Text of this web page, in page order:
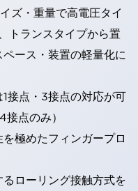
ズ・重量で高電圧タイ
トランスタイプから置
ース・装置の軽量化に
接点・3接点の対応が可
点のみ）
極めたフィンガープロ
ローリング接触方式を